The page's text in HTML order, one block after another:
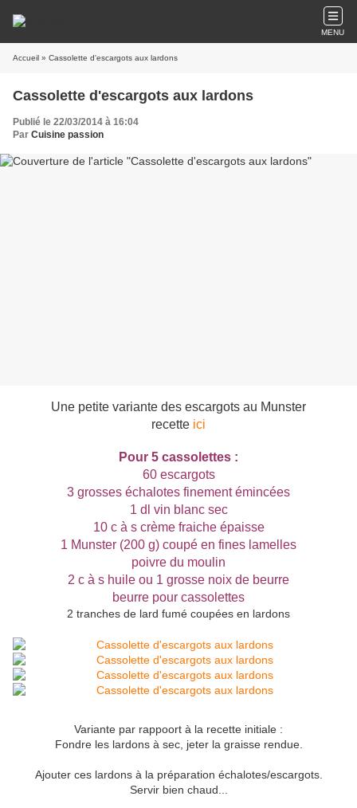
MENU
Accueil » Cassolette d'escargots aux lardons
Cassolette d'escargots aux lardons
Publié le 22/03/2014 à 16:04
Par Cuisine passion
Une petite variante des escargots au Munster
recette ici
Pour 5 cassolettes :
60 escargots
3 grosses échalotes finement émincées
1 dl vin blanc sec
10 c à s crème fraiche épaisse
1 Munster (200 g) coupé en fines lamelles
poivre du moulin
2 c à s huile ou 1 grosse noix de beurre
beurre pour cassolettes
2 tranches de lard fumé coupées en lardons
Variante par rappoort à la recette initiale :
Fondre les lardons à sec, jeter la graisse rendue.
Ajouter ces lardons à la préparation échalotes/escargots.
Servir bien chaud...